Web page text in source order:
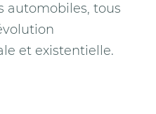
automobiles, tous
et existentielle.